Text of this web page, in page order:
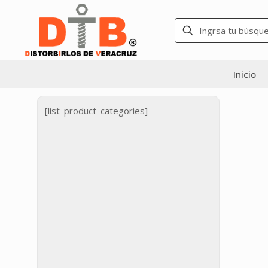
Inicio
[list_product_categories]